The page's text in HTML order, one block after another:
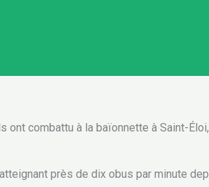
combattu à la baïonnette à Saint-
près de dix obus par minute